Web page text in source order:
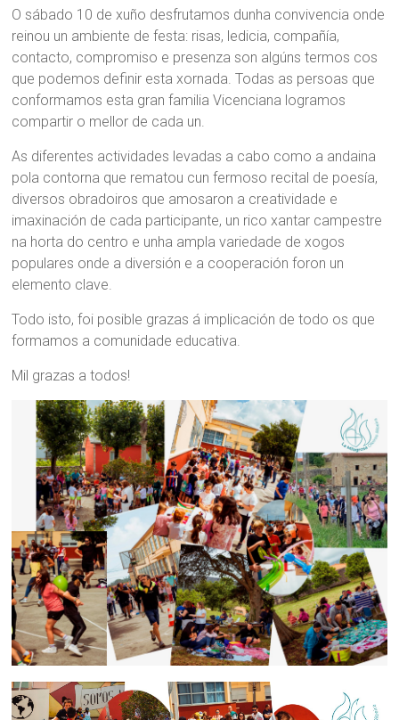
O sábado 10 de xuño desfrutamos dunha convivencia onde
reinou un ambiente de festa: risas, ledicia, compañía,
contacto, compromiso e presenza son algúns termos cos
que podemos definir esta xornada. Todas as persoas que
conformamos esta gran familia Vicenciana logramos
compartir o mellor de cada un.
As diferentes actividades levadas a cabo como a andaina
pola contorna que rematou cun fermoso recital de poesía,
diversos obradoiros que amosaron a creatividade e
imaxinación de cada participante, un rico xantar campestre
na horta do centro e unha ampla variedade de xogos
populares onde a diversión e a cooperación foron un
elemento clave.
Todo isto, foi posible grazas á implicación de todo os que
formamos a comunidade educativa.
Mil grazas a todos!